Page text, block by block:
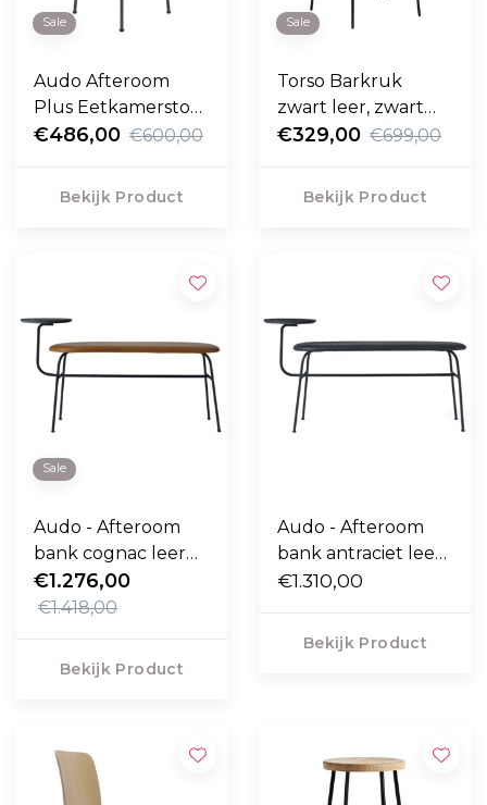
Sale
Audo Afteroom
Plus Eetkamerstoel,
volledig
€486,00 €600,00
Bekijk Product
Sale
Torso Barkruk
zwart leer, zwart
65cm - Sale
€329,00 €699,00
Bekijk Product
Sale
Audo - Afteroom
bank cognac leer
L116
€1.276,00
€1.418,00
Bekijk Product
Audo - Afteroom
bank antraciet leer
L116 cm.
€1.310,00
Bekijk Product